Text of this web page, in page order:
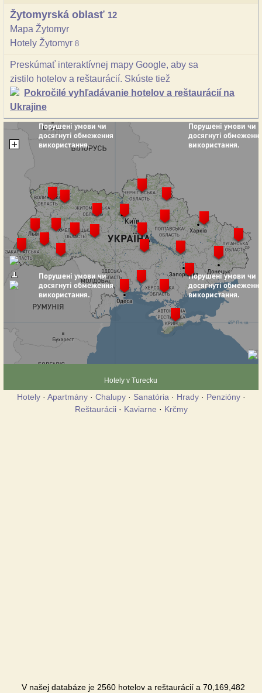
Žytomyrská oblasť 12
Mapa Žytomyr
Hotely Žytomyr 8
Preskúmať interaktívnej mapy Google, aby sa
zistilo hotelov a reštaurácií. Skúste tiež
Pokročilé vyhľadávanie hotelov a reštaurácií na
Ukrajine
Hotely v Turecku
Hotely· Apartmány· Chalupy· Sanatória · Hrady· Penzióny·
Reštaurácii· Kaviarne · Krčmy
V našej databáze je 2560 hotelov a reštaurácií a 70,169,482